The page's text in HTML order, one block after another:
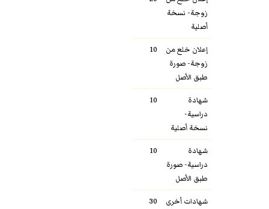
زوجة- نسخة
أصلية
إعلان خلع من
زوجة- صورة
طبق الأصل
10
شهادة
دراسية-
نسخة أصلية
10
شهادة
دراسية- صورة
طبق الأصل
10
شهادات أخرى
30